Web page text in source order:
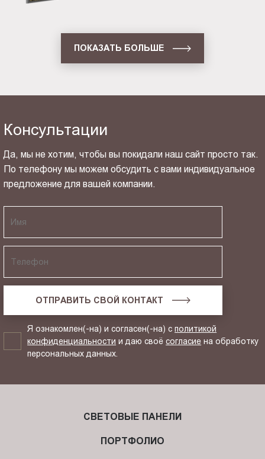
ПОКАЗАТЬ БОЛЬШЕ
Консультации
Да, мы не хотим, чтобы вы покидали наш сайт просто так.
По телефону мы можем обсудить с вами индивидуальное
предложение для вашей компании.
ОТПРАВИТЬ СВОЙ КОНТАКТ
Я ознакомлен(-на) и согласен(-на) сполитикой
конфиденциальности и даю своёсогласие на обработку
персональных данных.
СВЕТОВЫЕ ПАНЕЛИ
ПОРТФОЛИО